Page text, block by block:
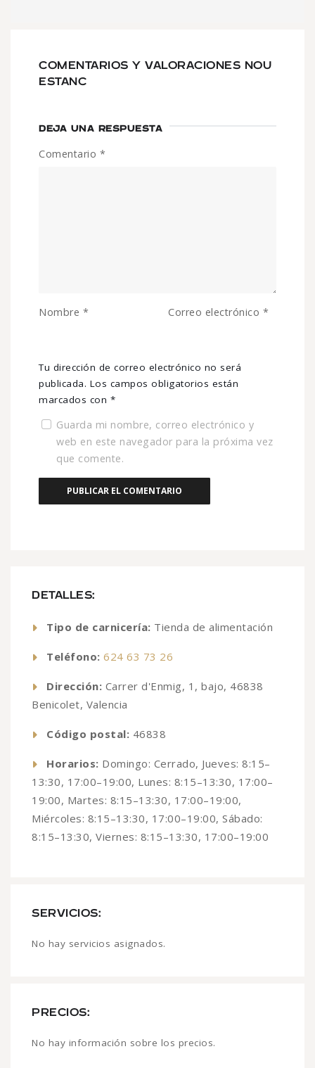
DETALLES:
Tipo de carnicería: Tienda de alimentación
Teléfono: 624 63 73 26
Dirección: Carrer d'Enmig, 1, bajo, 46838
Benicolet, Valencia
Código postal: 46838
Horarios: Domingo: Cerrado, Jueves: 8:15–
13:30, 17:00–19:00, Lunes: 8:15–13:30, 17:00–
19:00, Martes: 8:15–13:30, 17:00–19:00,
Miércoles: 8:15–13:30, 17:00–19:00, Sábado:
8:15–13:30, Viernes: 8:15–13:30, 17:00–19:00
SERVICIOS:
No hay servicios asignados.
PRECIOS:
No hay información sobre los precios.
COMENTARIOS Y VALORACIONES NOU
ESTANC
DEJA UNA RESPUESTA
Tu dirección de correo electrónico no será
publicada. Los campos obligatorios están
marcados con *
Comentario *
Nombre * Correo electrónico *
Guarda mi nombre, correo electrónico y
web en este navegador para la próxima vez
que comente.